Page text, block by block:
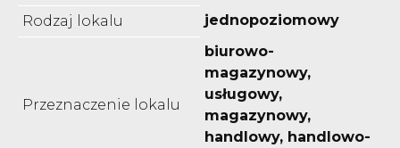
Rodzaj lokalu
jednopoziomowy
Przeznaczenie lokalu
biurowo-
magazynowy,
usługowy,
magazynowy,
handlowy, handlowo-